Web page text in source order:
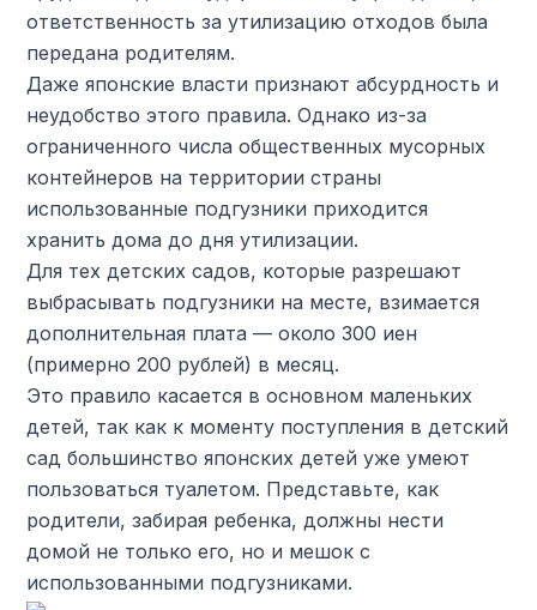
ответственность за утилизацию отходов была
передана родителям.
Даже японские власти признают абсурдность и
неудобство этого правила. Однако из-за
ограниченного числа общественных мусорных
контейнеров на территории страны
использованные подгузники приходится
хранить дома до дня утилизации.
Для тех детских садов, которые разрешают
выбрасывать подгузники на месте, взимается
дополнительная плата — около 300 иен
(примерно 200 рублей) в месяц.
Это правило касается в основном маленьких
детей, так как к моменту поступления в детский
сад большинство японских детей уже умеют
пользоваться туалетом. Представьте, как
родители, забирая ребенка, должны нести
домой не только его, но и мешок с
использованными подгузниками.